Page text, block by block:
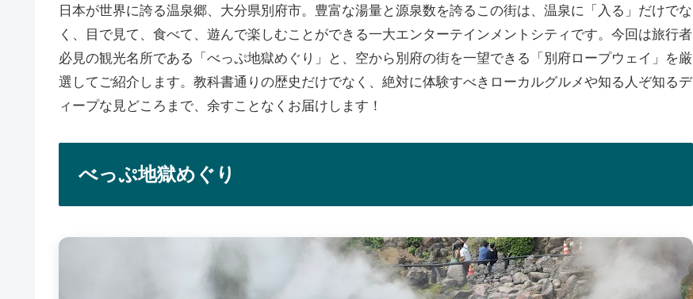
日本が世界に誇る温泉郷、大分県別府市。豊富な湯量と源泉数を誇るこの街は、温泉に「入る」だけでな
く、目で見て、食べて、遊んで楽しむことができる一大エンターテインメントシティです。今回は旅行者
必見の観光名所である「べっぷ地獄めぐり」と、空から別府の街を一望できる「別府ロープウェイ」を厳
選してご紹介します。教科書通りの歴史だけでなく、絶対に体験すべきローカルグルメや知る人ぞ知るデ
ィープな見どころまで、余すことなくお届けします！
べっぷ地獄めぐり